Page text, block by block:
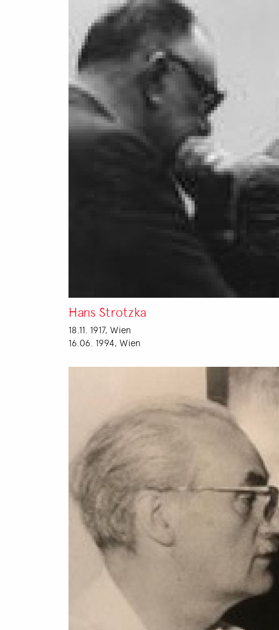
Hans Strotzka
18.11. 1917, Wien
16.06. 1994, Wien